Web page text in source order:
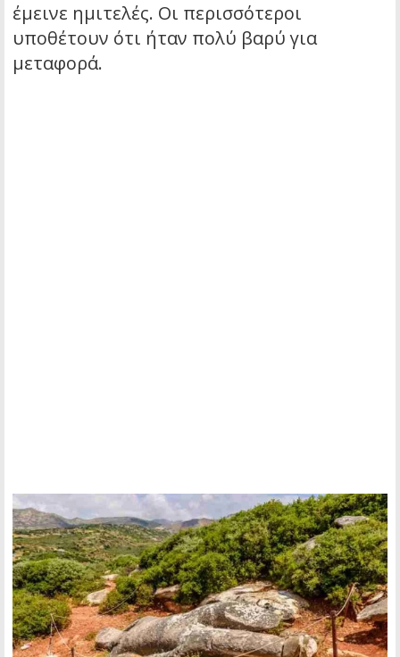
έμεινε ημιτελές. Οι περισσότεροι
υποθέτουν ότι ήταν πολύ βαρύ για
μεταφορά.